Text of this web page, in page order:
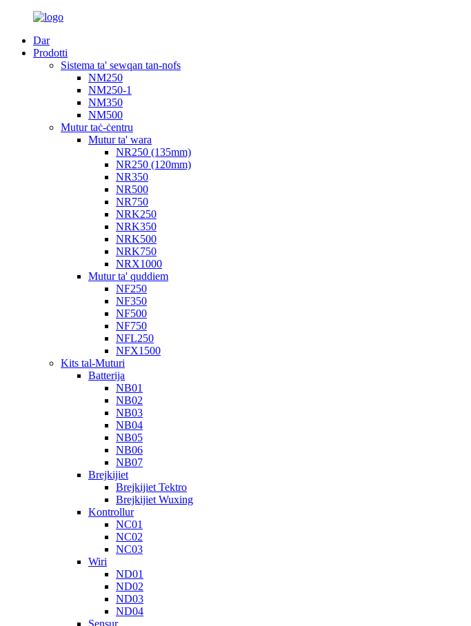
Dar
Prodotti
Sistema ta' sewqan tan-nofs
NM250
NM250-1
NM350
NM500
Mutur taċ-ċentru
Mutur ta' wara
NR250 (135mm)
NR250 (120mm)
NR350
NR500
NR750
NRK250
NRK350
NRK500
NRK750
NRX1000
Mutur ta' quddiem
NF250
NF350
NF500
NF750
NFL250
NFX1500
Kits tal-Muturi
Batterija
NB01
NB02
NB03
NB04
NB05
NB06
NB07
Brejkijiet
Brejkijiet Tektro
Brejkijiet Wuxing
Kontrollur
NC01
NC02
NC03
Wiri
ND01
ND02
ND03
ND04
Sensur